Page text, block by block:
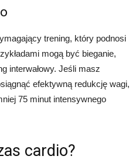
trening, który podnosi
mogą być bieganie,
interwałowy. Jeśli masz
efektywną redukcję wagi,
75 minut intensywnego
cardio?